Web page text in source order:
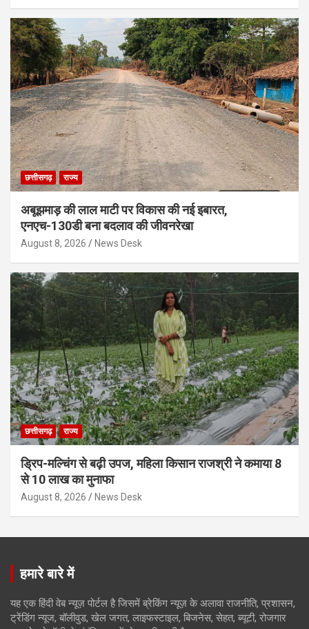
छत्तीसगढ़ राज्य
अबूझमाड़ की लाल माटी पर विकास की नई इबारत,
एनएच-130डी बना बदलाव की जीवनरेखा
August 8, 2026 News Desk
छत्तीसगढ़ राज्य
ड्रिप-मल्चिंग से बढ़ी उपज, महिला किसान राजश्री ने कमाया 8
से 10 लाख का मुनाफा
August 8, 2026 News Desk
हमारे बारे में
यह एक हिंदी वेब न्यूज़ पोर्टल है जिसमें ब्रेकिंग न्यूज़ के अलावा राजनीति, प्रशासन,
ट्रेंडिंग न्यूज, बॉलीवुड, खेल जगत, लाइफस्टाइल, बिजनेस, सेहत, ब्यूटी, रोजगार